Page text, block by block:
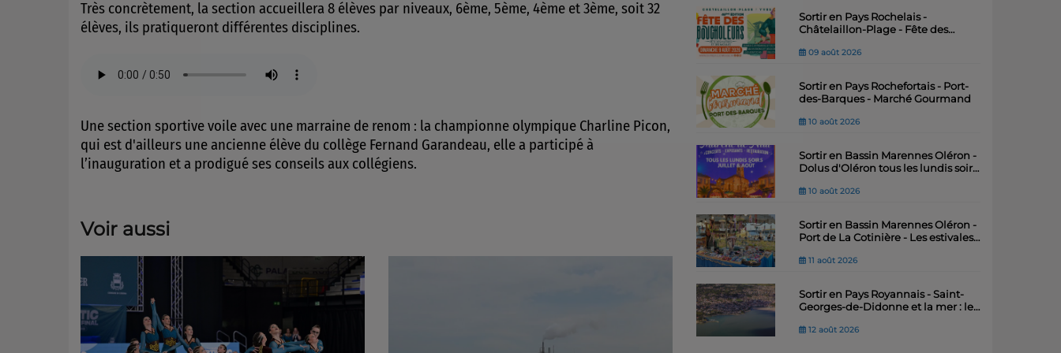
Très concrètement, la section accueillera 8 élèves par niveaux, 6ème, 5ème, 4ème et 3ème, soit 32
élèves, ils pratiqueront différentes disciplines.
Une section sportive voile avec une marraine de renom : la championne olympique Charline Picon,
qui est d'ailleurs une ancienne élève du collège Fernand Garandeau, elle a participé à
l’inauguration et a prodigué ses conseils aux collégiens.
Voir aussi
Sortir en Pays Rochelais -
Châtelaillon-Plage - Fête des
09 août 2026
Sortir en Pays Rochefortais - Port-
des-Barques - Marché Gourmand
10 août 2026
Sortir en Bassin Marennes Oléron -
Dolus d'Oléron tous les lundis soir -
10 août 2026
Sortir en Bassin Marennes Oléron -
Port de La Cotinière - Les estivales :
11 août 2026
Sortir en Pays Royannais - Saint-
Georges-de-Didonne et la mer : les
12 août 2026